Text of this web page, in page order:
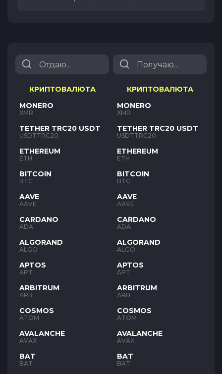
КРИПТОВАЛЮТА
MONERO
XMR
TETHER TRC20 USDT
USDTTRC20
ETHEREUM
ETH
BITCOIN
BTC
AAVE
AAVE
CARDANO
ADA
ALGORAND
ALGO
APTOS
APT
ARBITRUM
ARB
COSMOS
ATOM
AVALANCHE
AVAX
BAT
BAT
КРИПТОВАЛЮТА
MONERO
XMR
TETHER TRC20 USDT
USDTTRC20
ETHEREUM
ETH
BITCOIN
BTC
AAVE
AAVE
CARDANO
ADA
ALGORAND
ALGO
APTOS
APT
ARBITRUM
ARB
COSMOS
ATOM
AVALANCHE
AVAX
BAT
BAT